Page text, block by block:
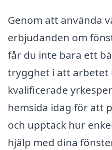
Genom att använda
erbjudanden om
får du inte bara ett
trygghet i att arbetet
kvalificerade
hemsida idag för att
och upptäck hur
hjälp med dina